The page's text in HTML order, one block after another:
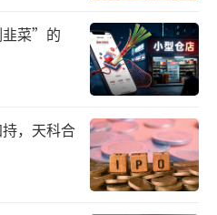
，盒马、华润、永辉、
、ole等大型超市卖场是
韭菜”的
，天科合